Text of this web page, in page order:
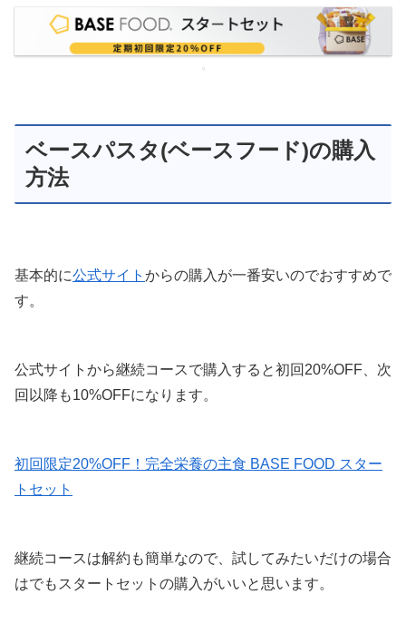
ベースパスタ(ベースフード)の購入
方法
基本的に公式サイト からの購入が一番安いのでおすすめで
す。
公式サイトから継続コースで購入すると初回20%OFF、次
回以降も10%OFFになります。
初回限定20%OFF！完全栄養の主食 BASE FOOD スター
トセット
継続コースは解約も簡単なので、試してみたいだけの場合
はでもスタートセットの購入がいいと思います。